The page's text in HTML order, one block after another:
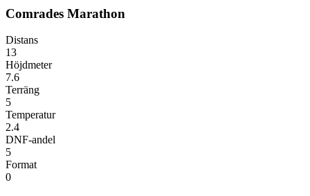
Comrades Marathon
Distans
13
Höjdmeter
7.6
Terräng
5
Temperatur
2.4
DNF-andel
5
Format
0